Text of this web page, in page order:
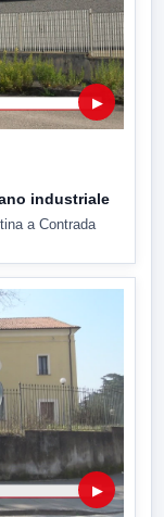
▶
industriale
a Contrada
▶